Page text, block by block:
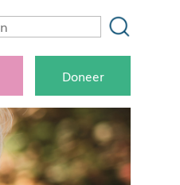
Doneer